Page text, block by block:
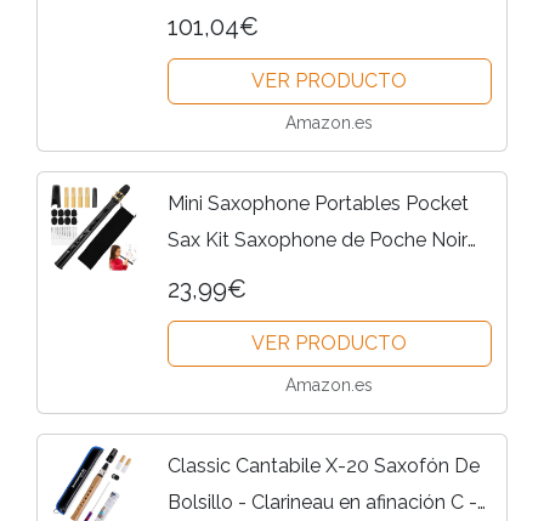
101,04€
VER PRODUCTO
Amazon.es
Mini Saxophone Portables Pocket
Sax Kit Saxophone de Poche Noir
Avec Anche Saxophone Bec Saxo
Dents Tableau Doigtés Instrument...
23,99€
VER PRODUCTO
Amazon.es
Classic Cantabile X-20 Saxofón De
Bolsillo - Clarineau en afinación C -